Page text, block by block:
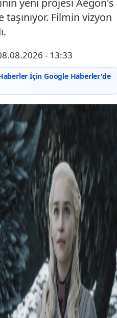
yeni projesi Aegon's
Filmin vizyon
- 13:33
İçin Google Haberler'de